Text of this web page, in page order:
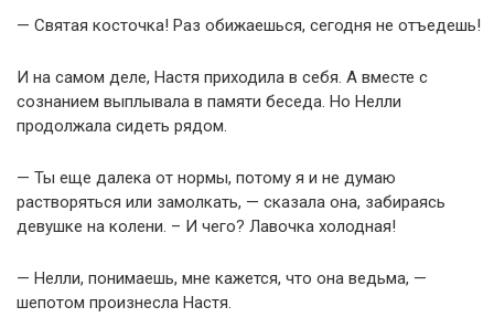
— Святая косточка! Раз обижаешься, сегодня не отъедешь!
И на самом деле, Настя приходила в себя. А вместе с
сознанием выплывала в памяти беседа. Но Нелли
продолжала сидеть рядом.
— Ты еще далека от нормы, потому я и не думаю
растворяться или замолкать, — сказала она, забираясь
девушке на колени. – И чего? Лавочка холодная!
— Нелли, понимаешь, мне кажется, что она ведьма, —
шепотом произнесла Настя.